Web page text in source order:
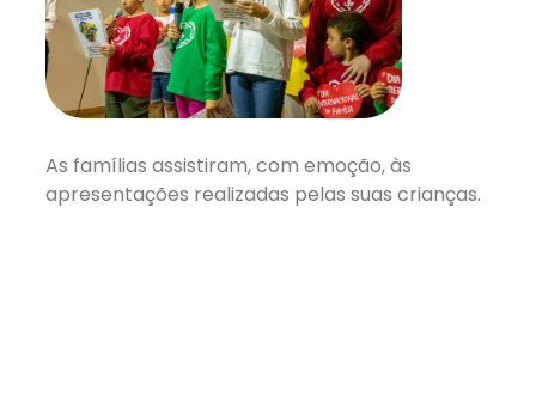
As famílias assistiram, com emoção, às
apresentações realizadas pelas suas crianças.